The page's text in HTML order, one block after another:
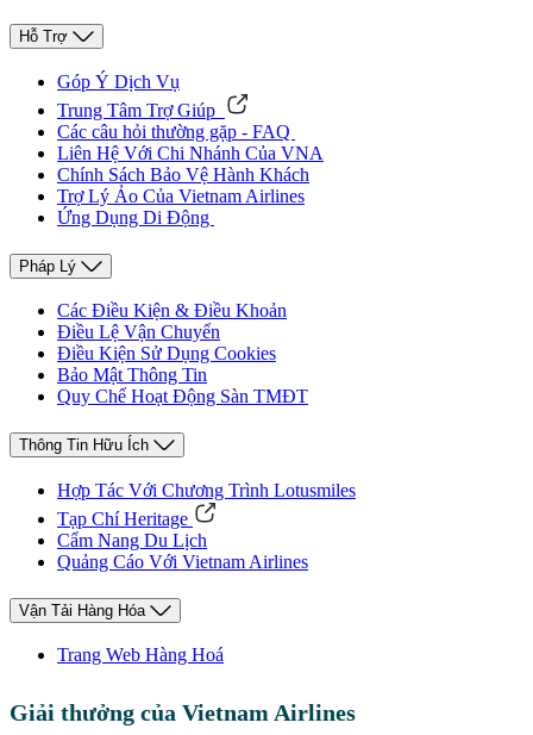
Hỗ Trợ
Góp Ý Dịch Vụ
Trung Tâm Trợ Giúp
Các câu hỏi thường gặp - FAQ
Liên Hệ Với Chi Nhánh Của VNA
Chính Sách Bảo Vệ Hành Khách
Trợ Lý Ảo Của Vietnam Airlines
Ứng Dụng Di Động
Pháp Lý
Các Điều Kiện & Điều Khoản
Điều Lệ Vận Chuyển
Điều Kiện Sử Dụng Cookies
Bảo Mật Thông Tin
Quy Chế Hoạt Động Sàn TMĐT
Thông Tin Hữu Ích
Hợp Tác Với Chương Trình Lotusmiles
Tạp Chí Heritage
Cẩm Nang Du Lịch
Quảng Cáo Với Vietnam Airlines
Vận Tải Hàng Hóa
Trang Web Hàng Hoá
Giải thưởng của Vietnam Airlines